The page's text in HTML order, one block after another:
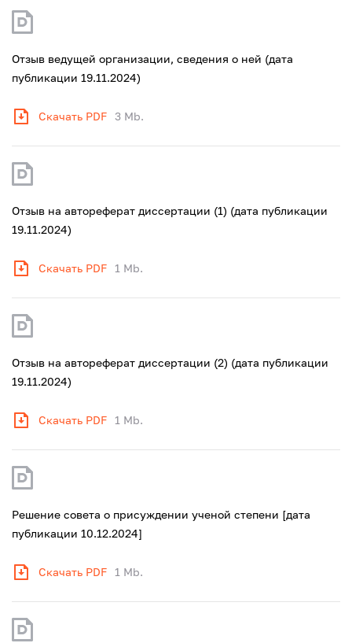
Отзыв ведущей организации, сведения о ней (дата
публикации 19.11.2024)
Скачать PDF 3 Mb.
Отзыв на автореферат диссертации (1) (дата публикации
19.11.2024)
Скачать PDF 1 Mb.
Отзыв на автореферат диссертации (2) (дата публикации
19.11.2024)
Скачать PDF 1 Mb.
Решение совета о присуждении ученой степени [дата
публикации 10.12.2024]
Скачать PDF 1 Mb.